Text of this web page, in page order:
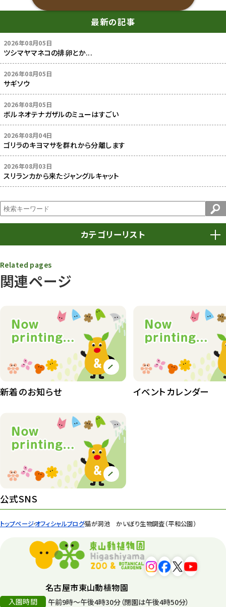
トップページオフィシャルブログ猫が洞池 かいぼり生物調査（平和公園）
最新の記事
2026年08月05日
ツシマヤマネコの排卵とか...
2026年08月05日
サギソウ
2026年08月05日
ボルネオテナガザルのミューはすごい
2026年08月04日
ゴリラのキヨマサを群れから分離します
2026年08月03日
スリランカから来たジャングルキャット
カテゴリーリスト
動物園
動物園その他 117
植物園 510
植物たち 407
植物園長の庭
桜情報
紅葉情報
ズーボ
イベント
平和公園
関連ページ
Related pages
新着のお知らせ イベントカレンダー
公式SNS
名古屋市東山動植物園
入園時間
午前9時～午後4時30分（閉園は午後4時50分）